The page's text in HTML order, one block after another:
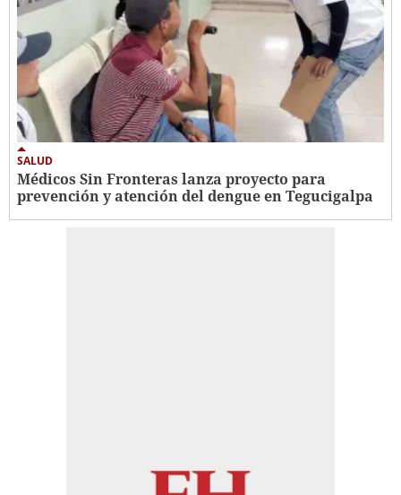
SALUD
Médicos Sin Fronteras lanza proyecto para
prevención y atención del dengue en Tegucigalpa